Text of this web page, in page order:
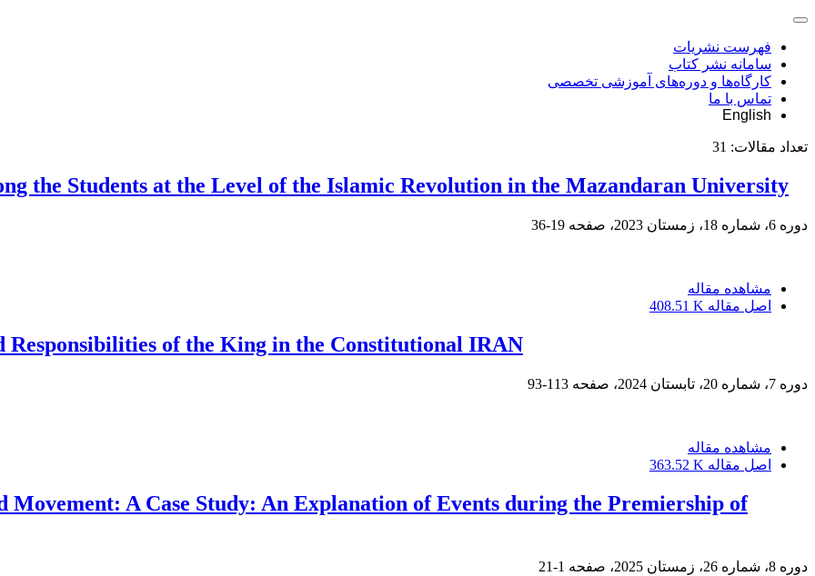
فهرست نشریات
سامانه نشر کتاب
کارگاه‌ها و دوره‌های آموزشی تخصصی
تماس با ما
English
تعداد مقالات: 31
the Students at the Level of the Islamic Revolution in the Mazandaran University
دوره 6، شماره 18، زمستان 2023، صفحه 19-36
مشاهده مقاله
اصل مقاله 408.51 K
of the King in the Constitutional IRAN
دوره 7، شماره 20، تابستان 2024، صفحه 113-93
مشاهده مقاله
اصل مقاله 363.52 K
Movement: A Case Study: An Explanation of Events during the Premiership of
دوره 8، شماره 26، زمستان 2025، صفحه 1-21